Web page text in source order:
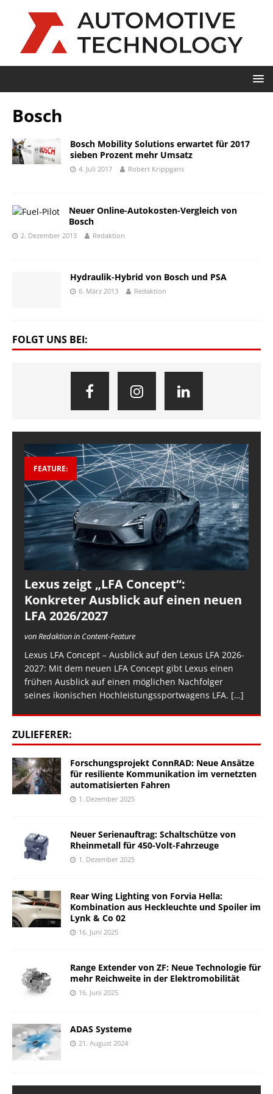
Bosch
Bosch Mobility Solutions erwartet für 2017
sieben Prozent mehr Umsatz
4. Juli 2017 Robert Krippgans
Neuer Online-Autokosten-Vergleich von
Bosch
2. Dezember 2013 Redaktion
Hydraulik-Hybrid von Bosch und PSA
6. März 2013 Redaktion
FOLGT UNS BEI:
FEATURE:
Lexus zeigt „LFA Concept“:
Konkreter Ausblick auf einen neuen
LFA 2026/2027
von Redaktion in Content-Feature
Lexus LFA Concept – Ausblick auf den Lexus LFA 2026-
2027: Mit dem neuen LFA Concept gibt Lexus einen
frühen Ausblick auf einen möglichen Nachfolger
seines ikonischen Hochleistungssportwagens LFA. […]
ZULIEFERER:
Forschungsprojekt ConnRAD: Neue Ansätze
für resiliente Kommunikation im vernetzten
automatisierten Fahren
1. Dezember 2025
Neuer Serienauftrag: Schaltschütze von
Rheinmetall für 450-Volt-Fahrzeuge
1. Dezember 2025
Rear Wing Lighting von Forvia Hella:
Kombination aus Heckleuchte und Spoiler im
Lynk & Co 02
16. Juni 2025
Range Extender von ZF: Neue Technologie für
mehr Reichweite in der Elektromobilität
16. Juni 2025
ADAS Systeme
21. August 2024